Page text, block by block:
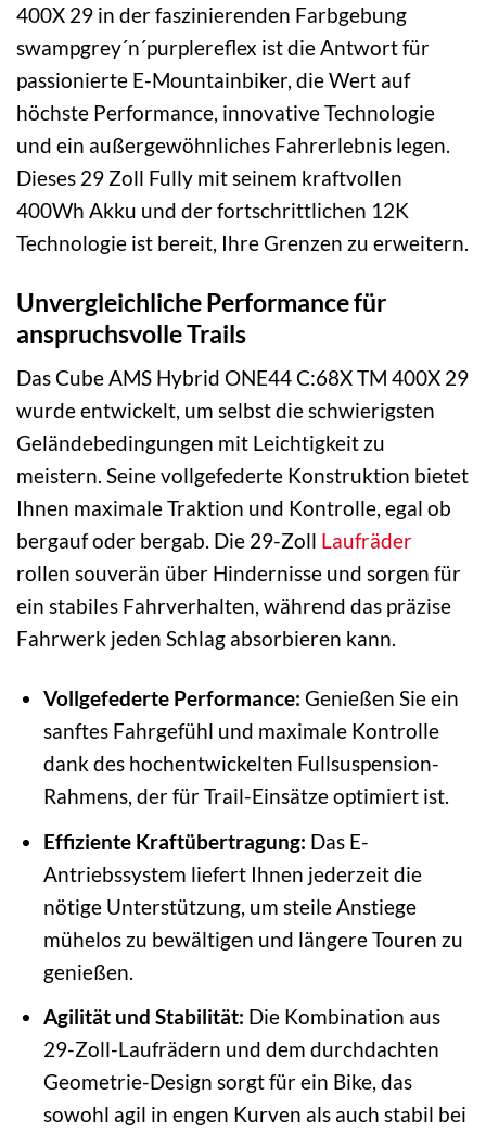
400X 29 in der faszinierenden Farbgebung
swampgrey´n´purplereflex ist die Antwort für
passionierte E-Mountainbiker, die Wert auf
höchste Performance, innovative Technologie
und ein außergewöhnliches Fahrerlebnis legen.
Dieses 29 Zoll Fully mit seinem kraftvollen
400Wh Akku und der fortschrittlichen 12K
Technologie ist bereit, Ihre Grenzen zu erweitern.
Unvergleichliche Performance für
anspruchsvolle Trails
Das Cube AMS Hybrid ONE44 C:68X TM 400X 29
wurde entwickelt, um selbst die schwierigsten
Geländebedingungen mit Leichtigkeit zu
meistern. Seine vollgefederte Konstruktion bietet
Ihnen maximale Traktion und Kontrolle, egal ob
bergauf oder bergab. Die 29-Zoll Laufräder
rollen souverän über Hindernisse und sorgen für
ein stabiles Fahrverhalten, während das präzise
Fahrwerk jeden Schlag absorbieren kann.
Vollgefederte Performance: Genießen Sie ein
sanftes Fahrgefühl und maximale Kontrolle
dank des hochentwickelten Fullsuspension-
Rahmens, der für Trail-Einsätze optimiert ist.
Effiziente Kraftübertragung: Das E-
Antriebssystem liefert Ihnen jederzeit die
nötige Unterstützung, um steile Anstiege
mühelos zu bewältigen und längere Touren zu
genießen.
Agilität und Stabilität: Die Kombination aus
29-Zoll-Laufrädern und dem durchdachten
Geometrie-Design sorgt für ein Bike, das
sowohl agil in engen Kurven als auch stabil bei